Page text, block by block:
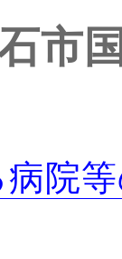
市
院